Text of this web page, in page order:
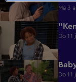
Ma 3
0:49
Do 11
0:39
Do 11